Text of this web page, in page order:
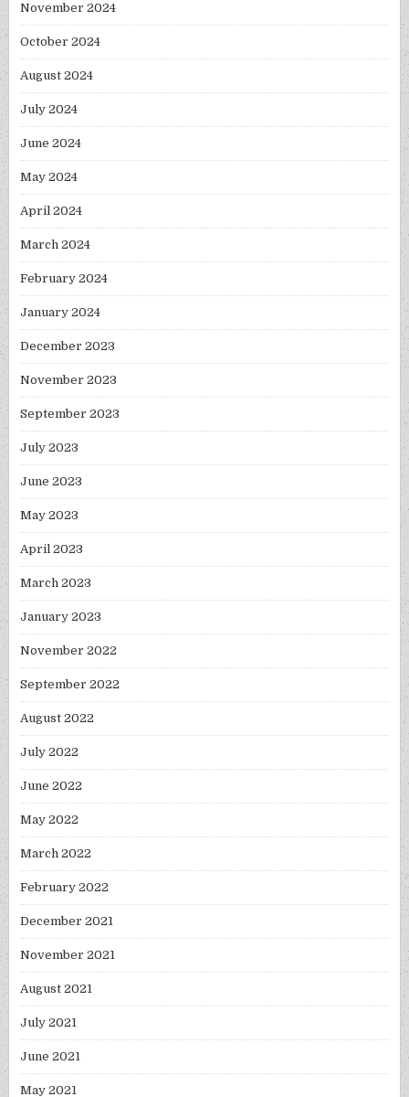
November 2024
October 2024
August 2024
July 2024
June 2024
May 2024
April 2024
March 2024
February 2024
January 2024
December 2023
November 2023
September 2023
July 2023
June 2023
May 2023
April 2023
March 2023
January 2023
November 2022
September 2022
August 2022
July 2022
June 2022
May 2022
March 2022
February 2022
December 2021
November 2021
August 2021
July 2021
June 2021
May 2021